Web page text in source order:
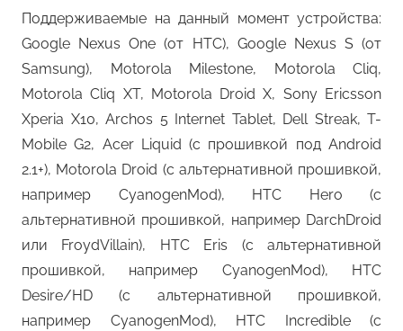
Поддерживаемые на данный момент устройства:
Google Nexus One (от HTC), Google Nexus S (от
Samsung), Motorola Milestone, Motorola Cliq,
Motorola Cliq XT, Motorola Droid X, Sony Ericsson
Xperia X10, Archos 5 Internet Tablet, Dell Streak, T-
Mobile G2, Acer Liquid (с прошивкой под Android
2.1+), Motorola Droid (с альтернативной прошивкой,
например CyanogenMod), HTC Hero (с
альтернативной прошивкой, например DarchDroid
или FroydVillain), HTC Eris (с альтернативной
прошивкой, например CyanogenMod), HTC
Desire/HD (с альтернативной прошивкой,
например CyanogenMod), HTC Incredible (с